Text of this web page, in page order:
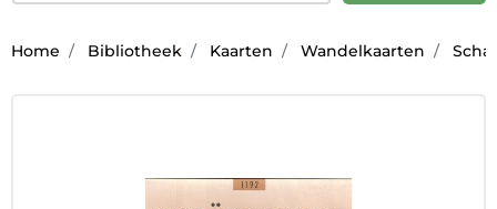
Home Bibliotheek Kaarten Wandelkaarten